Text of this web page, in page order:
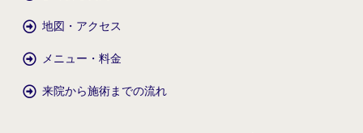
地図・アクセス
メニュー・料金
来院から施術までの流れ